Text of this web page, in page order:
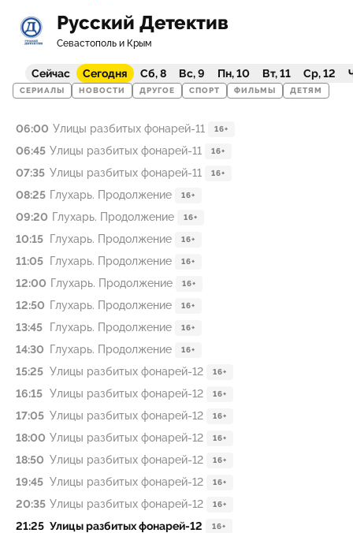
Русский Детектив
Севастополь и Крым
Сейчас Сегодня Сб, 8 Вс, 9 Пн, 10 Вт, 11 Ср, 12
СЕРИАЛЫ НОВОСТИ ДРУГОЕ СПОРТ ФИЛЬМЫ ДЕТЯМ
06:00 Улицы разбитых фонарей-11 16+
06:45 Улицы разбитых фонарей-11 16+
07:35 Улицы разбитых фонарей-11 16+
08:25 Глухарь. Продолжение 16+
09:20 Глухарь. Продолжение 16+
10:15 Глухарь. Продолжение 16+
11:05 Глухарь. Продолжение 16+
12:00 Глухарь. Продолжение 16+
12:50 Глухарь. Продолжение 16+
13:45 Глухарь. Продолжение 16+
14:30 Глухарь. Продолжение 16+
15:25 Улицы разбитых фонарей-12 16+
16:15 Улицы разбитых фонарей-12 16+
17:05 Улицы разбитых фонарей-12 16+
18:00 Улицы разбитых фонарей-12 16+
18:50 Улицы разбитых фонарей-12 16+
19:45 Улицы разбитых фонарей-12 16+
20:35 Улицы разбитых фонарей-12 16+
21:25 Улицы разбитых фонарей-12 16+